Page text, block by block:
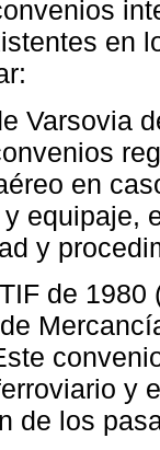
en
Varsovia
en
equipaje,
y
de
y
de los